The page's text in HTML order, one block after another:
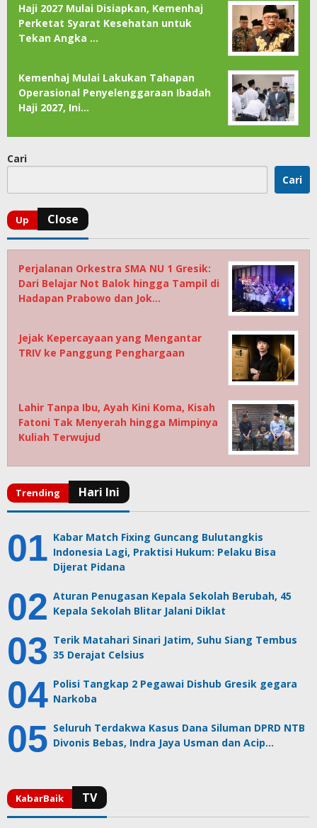
Haji 2027 Mulai Disiapkan, Kemenhaj
Perketat Syarat Kesehatan untuk
Tekan Angka …
Kemenhaj Mulai Lakukan Tahapan
Operasional Penyelenggaraan Ibadah
Haji 2027, Ini…
Cari
Cari
Perjalanan Orkestra SMA NU 1 Gresik:
Dari Belajar Not Balok hingga Tampil di
Hadapan Prabowo dan Jok…
Jejak Kepercayaan yang Mengantar
TRIV ke Panggung Penghargaan
Lahir Tanpa Ibu, Ayah Kini Koma, Kisah
Fatoni Tak Menyerah hingga Mimpinya
Kuliah Terwujud
Kabar Match Fixing Guncang Bulutangkis
Indonesia Lagi, Praktisi Hukum: Pelaku Bisa
Dijerat Pidana
Aturan Penugasan Kepala Sekolah Berubah, 45
Kepala Sekolah Blitar Jalani Diklat
Terik Matahari Sinari Jatim, Suhu Siang Tembus
35 Derajat Celsius
Polisi Tangkap 2 Pegawai Dishub Gresik gegara
Narkoba
Seluruh Terdakwa Kasus Dana Siluman DPRD NTB
Divonis Bebas, Indra Jaya Usman dan Acip…